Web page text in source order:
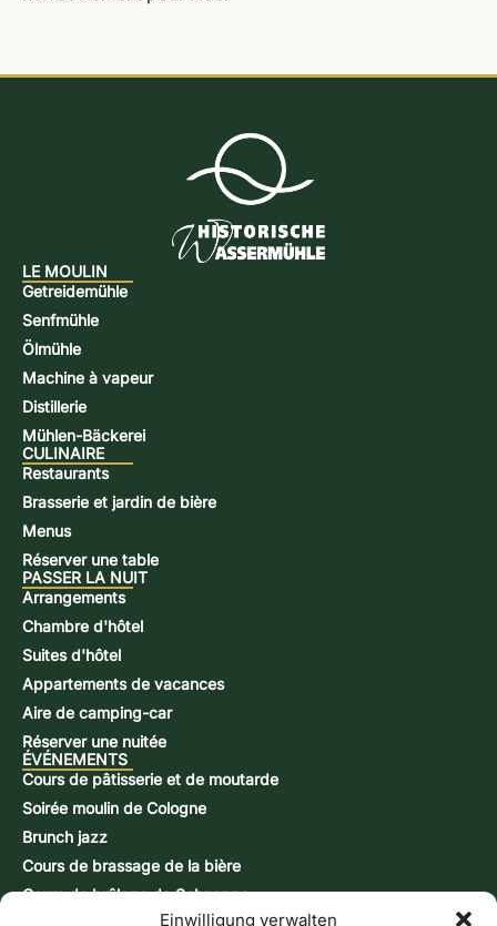
Einwilligung verwalten
LE MOULIN
Getreidemühle
Senfmühle
Ölmühle
Machine à vapeur
Distillerie
Mühlen-Bäckerei
CULINAIRE
Restaurants
Brasserie et jardin de bière
Menus
Réserver une table
PASSER LA NUIT
Arrangements
Chambre d'hôtel
Suites d'hôtel
Appartements de vacances
Aire de camping-car
Réserver une nuitée
ÉVÉNEMENTS
Cours de pâtisserie et de moutarde
Soirée moulin de Cologne
Brunch jazz
Cours de brassage de la bière
Cours de brûlage de Schnapps